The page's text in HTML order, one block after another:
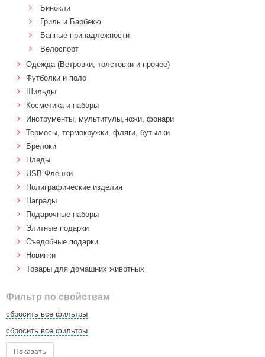
Бинокли
Гриль и Барбекю
Банные принадлежности
Велоспорт
Одежда (Ветровки, толстовки и прочее)
Футболки и поло
Шильды
Косметика и наборы
Инструменты, мультитулы,ножи, фонари
Термосы, термокружки, фляги, бутылки
Брелоки
Пледы
USB Флешки
Полиграфические изделия
Награды
Подарочные наборы
Элитные подарки
Cъедобные подарки
Новинки
Товары для домашних животных
Фильтр по свойствам
сбросить все фильтры
сбросить все фильтры
Показать